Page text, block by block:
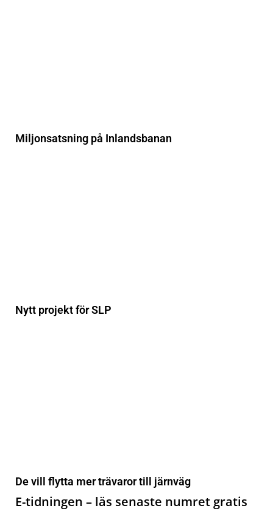
Miljonsatsning på Inlandsbanan
Nytt projekt för SLP
De vill flytta mer trävaror till järnväg
E-tidningen – läs senaste numret gratis